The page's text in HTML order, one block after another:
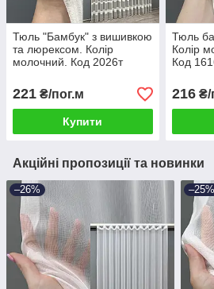
Тюль "Бамбук" з вишивкою
та люрексом. Колір
молочний. Код 2026т
221 ₴/пог.м
Купити
Тюль
Колір
Код
216₴/
Акційні пропозиції та новинки
–26% –25%